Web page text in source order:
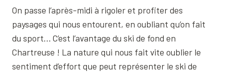
On passe l’après-midi à rigoler et profiter des
paysages qui nous entourent, en oubliant qu’on fait
du sport… C’est l’avantage du ski de fond en
Chartreuse ! La nature qui nous fait vite oublier le
sentiment d’effort que peut représenter le ski de